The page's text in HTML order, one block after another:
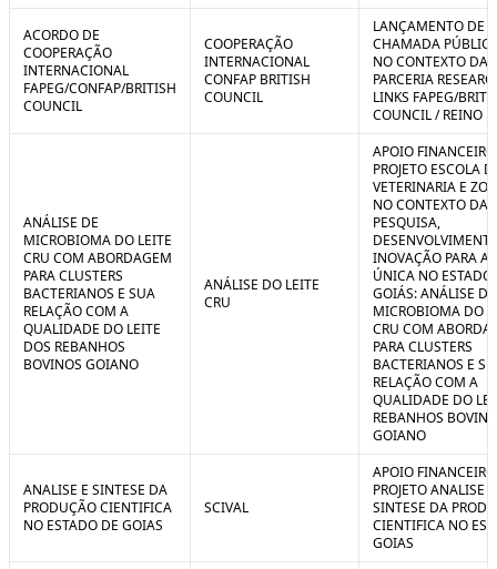
ACORDO DE
COOPERAÇÃO
INTERNACIONAL
FAPEG/CONFAP/BRITISH
COUNCIL
COOPERAÇÃO
INTERNACIONAL
CONFAP BRITISH
COUNCIL
LANÇAMENTO DE
CHAMADA
NO CONTEXTO DA
PARCERIA
LINKS FAPEG/
COUNCIL / REINO
ANÁLISE DE
MICROBIOMA DO LEITE
CRU COM ABORDAGEM
PARA CLUSTERS
BACTERIANOS E SUA
RELAÇÃO COM A
QUALIDADE DO LEITE
DOS REBANHOS
BOVINOS GOIANO
ANÁLISE DO LEITE
CRU
APOIO
PROJETO ESCOLA
VETERINARIA E
NO CONTEXTO DA
PESQUISA,
INOVAÇÃO PARA A
ÚNICA NO ESTADO
GOIÁS: ANÁLISE DE
MICROBIOMA DO
CRU COM
PARA CLUSTERS
BACTERIANOS E
RELAÇÃO COM A
QUALIDADE DO
REBANHOS
GOIANO
ANALISE E SINTESE DA
PRODUÇÃO CIENTIFICA
NO ESTADO DE GOIAS
SCIVAL
APOIO
PROJETO ANALISE E
SINTESE DA
CIENTIFICA NO
GOIAS